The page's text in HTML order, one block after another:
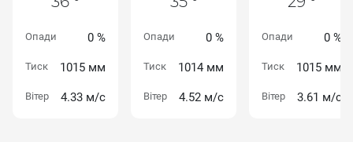
Опади 0 %
Тиск 1015 мм
Вітер 4.33 м/с
Опади 0 %
Тиск 1014 мм
Вітер 4.52 м/с
Опади 0 %
Тиск 1015 мм
Вітер 3.61 м/с